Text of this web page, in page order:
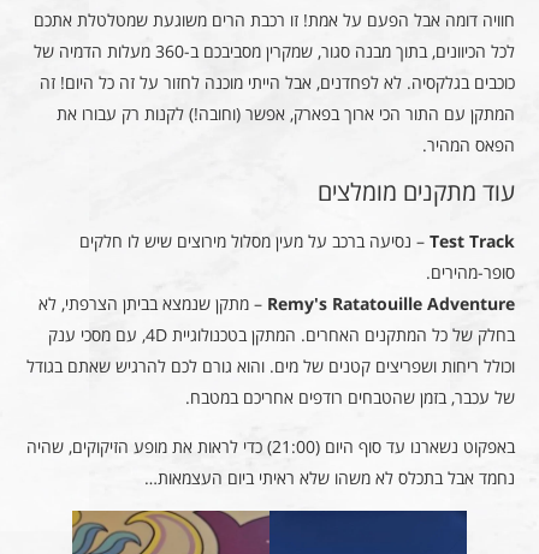
חוויה דומה אבל הפעם על אמת! זו רכבת הרים משוגעת שמטלטלת אתכם
לכל הכיוונים, בתוך מבנה סגור, שמקרין מסביבכם ב-360 מעלות הדמיה של
כוכבים בגלקסיה. לא לפחדנים, אבל הייתי מוכנה לחזור על זה כל היום! זה
המתקן עם התור הכי ארוך בפארק, אפשר (וחובה!) לקנות רק עבורו את
הפאס המהיר.
עוד מתקנים מומלצים
Test Track – נסיעה ברכב על מעין מסלול מירוצים שיש לו חלקים
סופר-מהירים.
Remy's Ratatouille Adventure – מתקן שנמצא בביתן הצרפתי, לא
בחלק של כל המתקנים האחרים. המתקן בטכנולוגיית 4D, עם מסכי ענק
וכולל ריחות ושפריצים קטנים של מים. והוא גורם לכם להרגיש שאתם בגודל
של עכבר, בזמן שהטבחים רודפים אחריכם במטבח.
באפקוט נשארנו עד סוף היום (21:00) כדי לראות את מופע הזיקוקים, שהיה
נחמד אבל בתכלס לא משהו שלא ראיתי ביום העצמאות…